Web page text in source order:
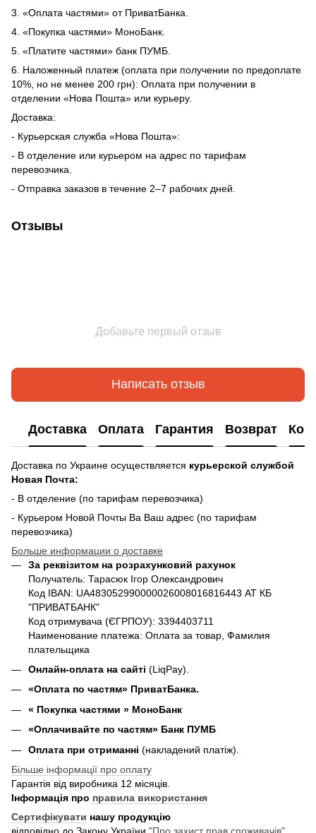
3. «Оплата частями» от ПриватБанка.
4. «Покупка частями» МоноБанк.
5. «Платите частями» банк ПУМБ.
6. Наложенный платеж (оплата при получении по предоплате
10%, но не менее 200 грн): Оплата при получении в
отделении «Нова Пошта» или курьеру.
Доставка:
- Курьерская служба «Нова Пошта»:
- В отделение или курьером на адрес по тарифам
перевозчика.
- Отправка заказов в течение 2–7 рабочих дней.
Отзывы
Добавьте первый отзыв
Написать отзыв
Доставка Оплата Гарантия Возврат
Доставка по Украине осуществляется курьерской службой
Новая Почта:
- В отделение (по тарифам перевозчика)
- Курьером Новой Почты Ва Ваш адрес (по тарифам
перевозчика)
Больше информации о доставке
За реквізитом на розрахунковий рахунок
Получатель: Тарасюк Ігор Олександрович
Код IBAN: UA483052990000026008016816443 АТ КБ
"ПРИВАТБАНК"
Код отримувача (ЄГРПОУ): 3394403711
Наименование платежа: Оплата за товар, Фамилия
плательщика
Онлайн-оплата на сайті (LiqPay).
«Оплата по частям» ПриватБанка.
« Покупка частями » МоноБанк
«Оплачивайте по частям» Банк ПУМБ
Оплата при отриманні (накладений платіж).
Більше інформації про оплату
Гарантія від виробника 12 місяців.
Інформація про правила використання
Сертифікувати нашу продукцію